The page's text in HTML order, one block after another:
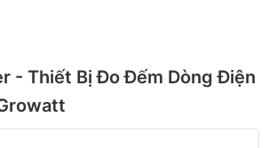
- Thiết Bị Đo Đếm Dòng Điện